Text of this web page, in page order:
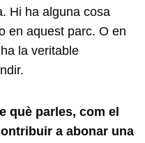
Hi ha alguna cosa
en aquest parc. O en
la veritable
què parles, com el
a abonar una